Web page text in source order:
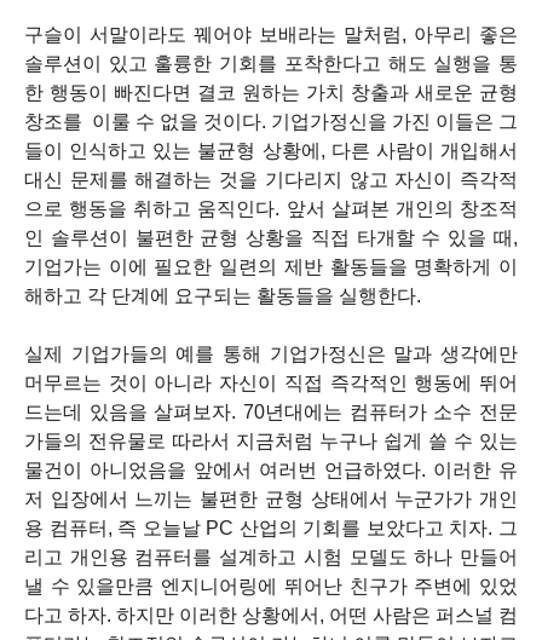
구슬이 서말이라도 꿰어야 보배라는 말처럼, 아무리 좋은
솔루션이 있고 훌륭한 기회를 포착한다고 해도 실행을 통
한 행동이 빠진다면 결코 원하는 가치 창출과 새로운 균형
창조를 이룰 수 없을 것이다. 기업가정신을 가진 이들은 그
들이 인식하고 있는 불균형 상황에, 다른 사람이 개입해서
대신 문제를 해결하는 것을 기다리지 않고 자신이 즉각적
으로 행동을 취하고 움직인다. 앞서 살펴본 개인의 창조적
인 솔루션이 불편한 균형 상황을 직접 타개할 수 있을 때,
기업가는 이에 필요한 일련의 제반 활동들을 명확하게 이
해하고 각 단계에 요구되는 활동들을 실행한다.
실제 기업가들의 예를 통해 기업가정신은 말과 생각에만
머무르는 것이 아니라 자신이 직접 즉각적인 행동에 뛰어
드는데 있음을 살펴보자. 70년대에는 컴퓨터가 소수 전문
가들의 전유물로 따라서 지금처럼 누구나 쉽게 쓸 수 있는
물건이 아니었음을 앞에서 여러번 언급하였다. 이러한 유
저 입장에서 느끼는 불편한 균형 상태에서 누군가가 개인
용 컴퓨터, 즉 오늘날 PC 산업의 기회를 보았다고 치자. 그
리고 개인용 컴퓨터를 설계하고 시험 모델도 하나 만들어
낼 수 있을만큼 엔지니어링에 뛰어난 친구가 주변에 있었
다고 하자. 하지만 이러한 상황에서, 어떤 사람은 퍼스널 컴